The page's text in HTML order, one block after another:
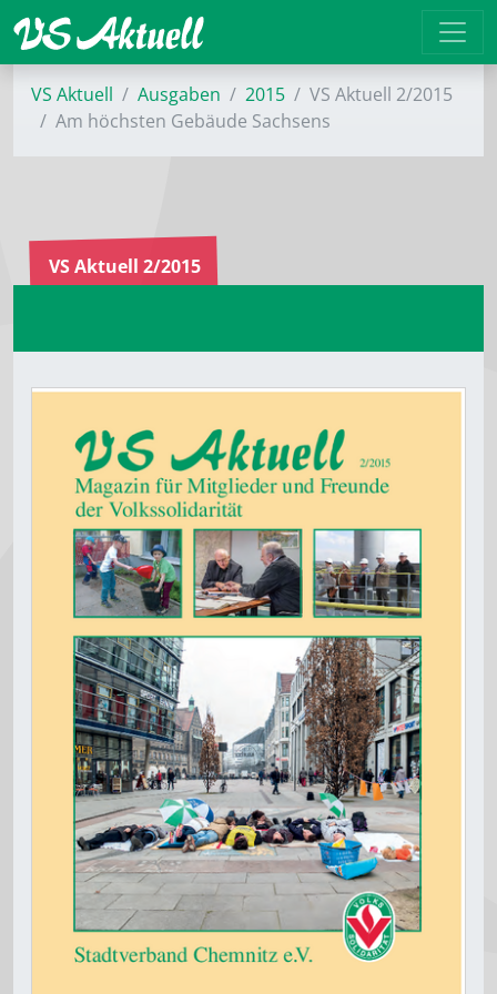
VS Aktuell Ausgaben 2015
VS Aktuell 2/2015
Am höchsten Gebäude Sachsens
VS Aktuell 2/2015